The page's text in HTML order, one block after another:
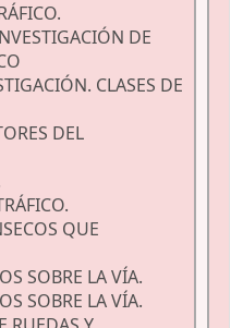
DE
CLASES DE
DEL
QUE
SOBRE LA VÍA.
SOBRE LA VÍA.